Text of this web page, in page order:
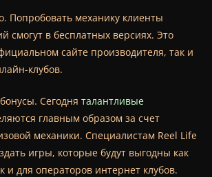
Попробовать механику клиенты
смогут в бесплатных версиях. Это
сайте производителя, так и
клубов.
Сегодня талантливые
главным образом за счет
механики. Специалистам Reel Life
игры, которые будут выгодны как
и для операторов интернет клубов.